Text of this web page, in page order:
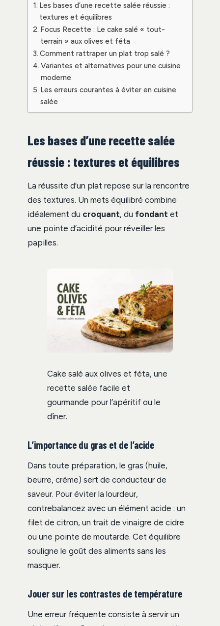
Les bases d’une recette salée réussie :
textures et équilibres
Focus Recette : Le cake salé « tout-
terrain » aux olives et féta
Comment rattraper un plat trop salé ?
Variantes et alternatives pour une cuisine
moderne
Les erreurs courantes à éviter en cuisine
salée
Les bases d’une recette salée
réussie : textures et équilibres
La réussite d’un plat repose sur la rencontre
des textures. Un mets équilibré combine
idéalement du croquant, du fondant et
une pointe d’acidité pour réveiller les
papilles.
Cake salé aux olives et féta, une
recette salée facile et
gourmande pour l’apéritif ou le
dîner.
L’importance du gras et de l’acide
Dans toute préparation, le gras (huile,
beurre, crème) sert de conducteur de
saveur. Pour éviter la lourdeur,
contrebalancez avec un élément acide : un
filet de citron, un trait de vinaigre de cidre
ou une pointe de moutarde. Cet équilibre
souligne le goût des aliments sans les
masquer.
Jouer sur les contrastes de température
Une erreur fréquente consiste à servir un